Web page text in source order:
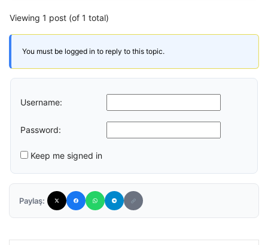
Viewing 1 post (of 1 total)
You must be logged in to reply to this topic.
Username:
Password:
Keep me signed in
Paylaş: